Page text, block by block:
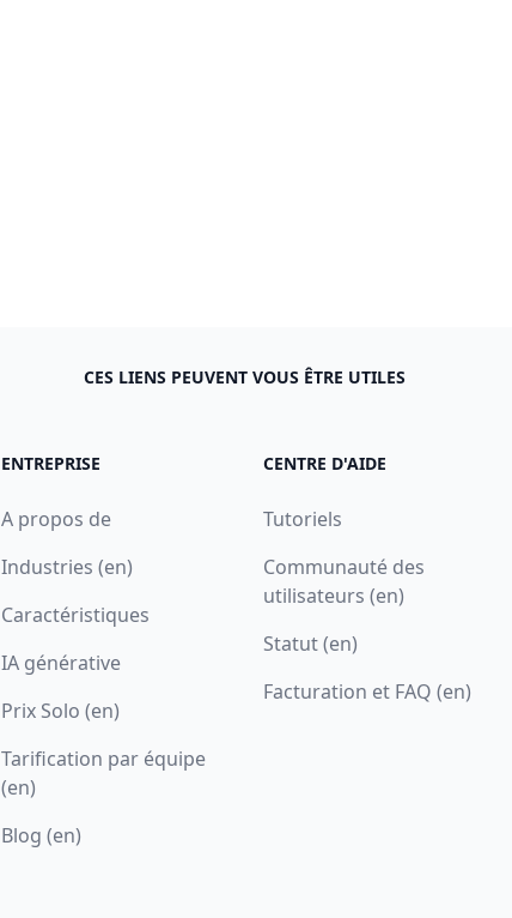
CES LIENS PEUVENT VOUS ÊTRE UTILES
ENTREPRISE
A propos de
Industries (en)
Caractéristiques
IA générative
Prix Solo (en)
Tarification par équipe
(en)
Blog (en)
CENTRE D'AIDE
Tutoriels
Communauté des
utilisateurs (en)
Statut (en)
Facturation et FAQ (en)